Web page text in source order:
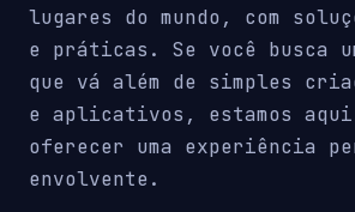
lugares do mundo, com
e práticas. Se você busca
que vá além de simples
e aplicativos, estamos aqui
oferecer uma experiência
envolvente.